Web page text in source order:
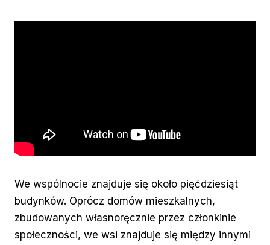
We wspólnocie znajduje się około pięćdziesiąt
budynków. Oprócz domów mieszkalnych,
zbudowanych własnoręcznie przez członkinie
społeczności, we wsi znajduje się między innymi